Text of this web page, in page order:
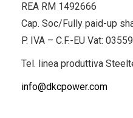
REA RM 1492666
Cap. Soc/Fully paid-up
P. IVA – C.F.-EU Vat:
Tel. linea produttiva
info@dkcpower.com